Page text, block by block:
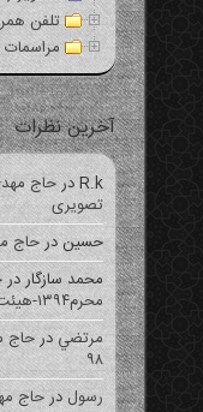
تلفن
مراسمات
آخرین نظرات
R.kدرحاج
تصویری
حسیندرحاج
محمد سازگاردر
محرم۱۳۹۴-هیئت حسین جان گرگان
مرتضيدر
۹۸
رسولدرحاج